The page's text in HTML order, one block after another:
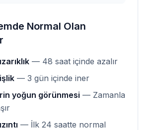
Normal Olan
— 48 saat içinde azalır
— 3 gün içinde iner
yoğun görünmesi — Zamanla
— İlk 24 saatte normal